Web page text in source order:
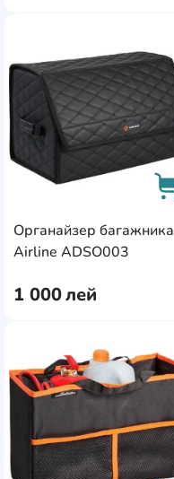
Органайзер багажника
Airline ADSO003
1 000лей